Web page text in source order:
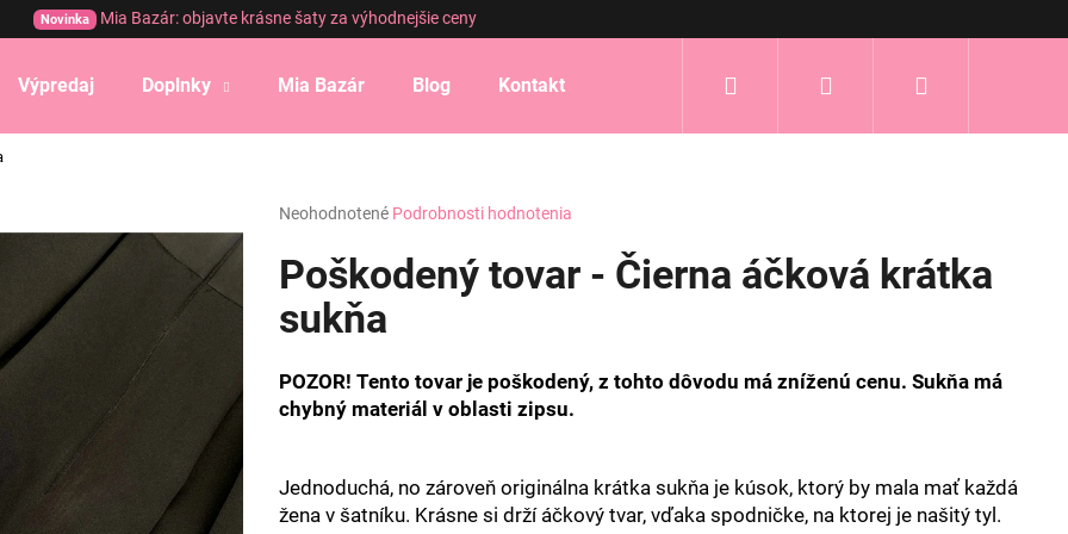
Novinka Mia Bazár: objavte krásne šaty za výhodnejšie ceny
Výpredaj Doplnky Mia Bazár Blog Kontakt Prihlásenie
Priemerné
produktu
je
z
hviezdičiek.
Neohodnotené Podrobnosti hodnotenia
Poškodený tovar - Čierna áčková krátka
sukňa
POZOR! Tento tovar je poškodený, z tohto dôvodu má zníženú cenu. Sukňa má
chybný materiál v oblasti zipsu.
Jednoduchá, no zároveň originálna krátka sukňa je kúsok, ktorý by mala mať každá
žena v šatníku. Krásne si drží áčkový tvar, vďaka spodničke, na ktorej je našitý tyl.
Čo potrebujete nájsť?
HĽADAŤ
Odporúčame